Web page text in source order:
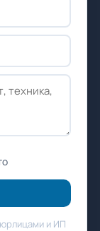
и ИП